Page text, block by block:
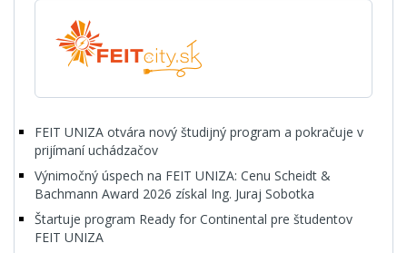
FEIT UNIZA otvára nový študijný program a pokračuje v
prijímaní uchádzačov
Výnimočný úspech na FEIT UNIZA: Cenu Scheidt &
Bachmann Award 2026 získal Ing. Juraj Sobotka
Štartuje program Ready for Continental pre študentov
FEIT UNIZA